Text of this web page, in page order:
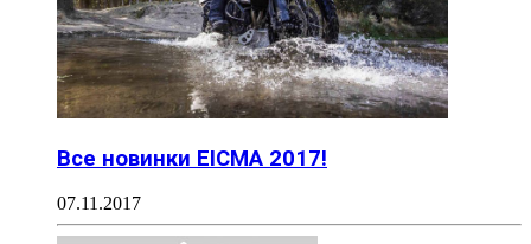
Все новинки EICMA 2017!
07.11.2017